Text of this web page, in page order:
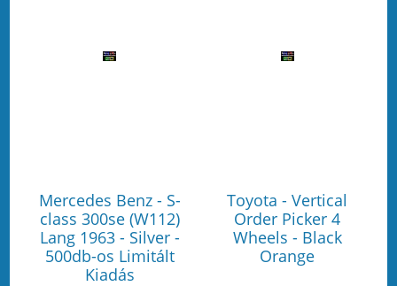
Mercedes Benz - S-
class 300se (W112)
Lang 1963 - Silver -
500db-os Limitált
Kiadás
Toyota - Vertical
Order Picker 4
Wheels - Black
Orange